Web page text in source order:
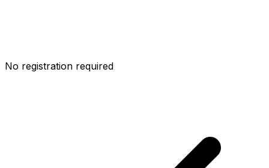
No registration required